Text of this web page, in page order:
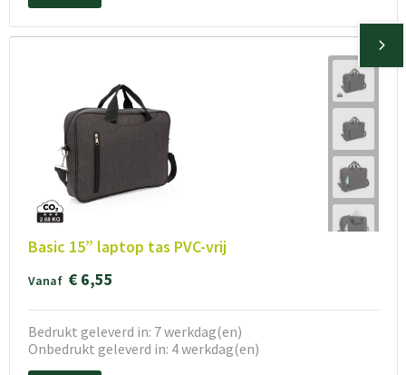
Basic 15” laptop tas PVC-vrij
Vanaf € 6,55
Bedrukt geleverd in: 7 werkdag(en)
Onbedrukt geleverd in: 4 werkdag(en)